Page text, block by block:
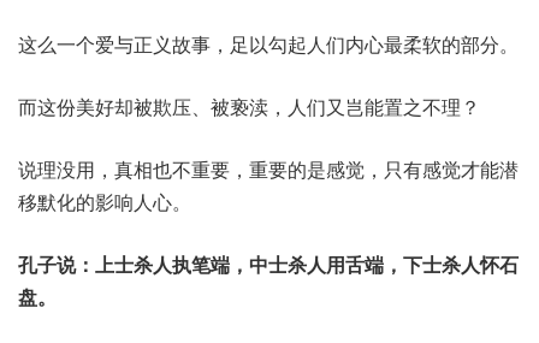
这么一个爱与正义故事，足以勾起人们内心最柔软的部分。
而这份美好却被欺压、被亵渎，人们又岂能置之不理？
说理没用，真相也不重要，重要的是感觉，只有感觉才能潜
移默化的影响人心。
孔子说：上士杀人执笔端，中士杀人用舌端，下士杀人怀石
盘。